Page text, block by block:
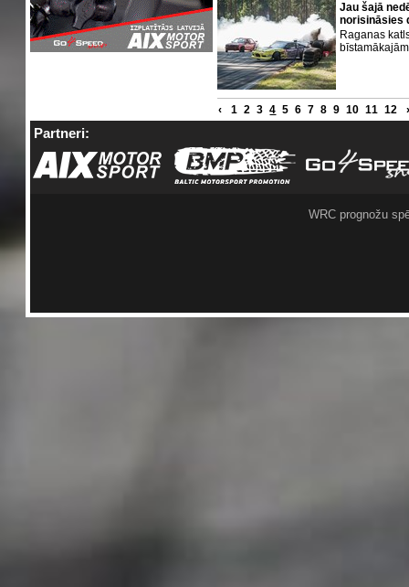
Jau šajā
norisināsies
Raganas
‹ 1 2 3 4 5 6 7 8 9 10 11 12
Partneri:
WRC prognožu